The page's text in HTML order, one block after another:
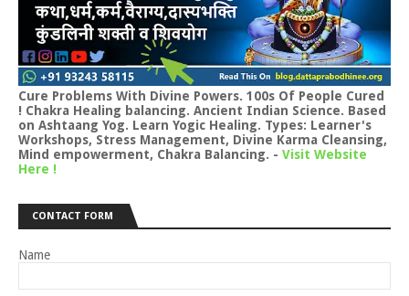
Cure Problems With Divine Powers. 100s Of People Cured
! Chakra Healing balancing. Ancient Indian Science. Based
on Ashtaang Yog. Learn Yogic Healing. Types: Learner's
Workshops, Stress Management, Divine Karma Cleansing,
Mind empowerment, Chakra Balancing. - Visit Website
Here !
CONTACT FORM
Name